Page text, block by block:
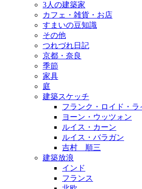
3人の建築家
カフェ・雑貨・お店
すまいの豆知識
その他
つれづれ日記
京都・奈良
季節
家具
庭
建築スケッチ
フランク・ロイド・ラ
ヨーン・ウッツォン
ルイス・カーン
ルイス・バラガン
吉村 順三
建築放浪
インド
フランス